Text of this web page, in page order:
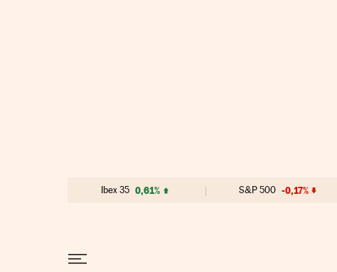
Ibex 35 0,61% S&P 500 -0,17%